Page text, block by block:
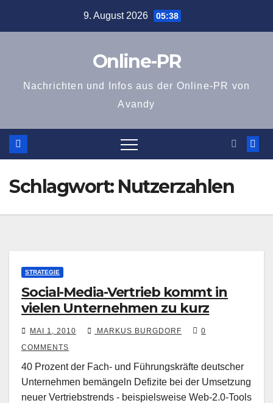
9. August 2026 05:38
Online-PR
Nachrichten und Infos aus der Online-PR von
Avandy
Schlagwort: Nutzerzahlen
STRATEGIE
Social-Media-Vertrieb kommt in
vielen Unternehmen zu kurz
MAI 1, 2010 MARKUS BURGDORF
0
COMMENTS
40 Prozent der Fach- und Führungskräfte deutscher
Unternehmen bemängeln Defizite bei der Umsetzung
neuer Vertriebstrends - beispielsweise Web-2.0-Tools